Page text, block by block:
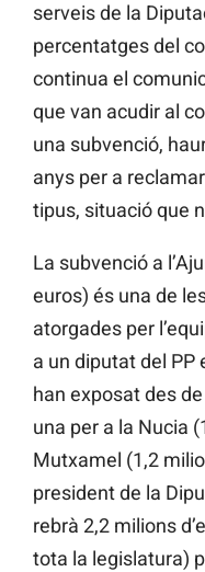
serveis de la
percentatges del
continua el
que van acudir al
una subvenció,
anys per a
tipus, situació que
La subvenció a
euros) és una de
atorgades per
a un diputat del PP
han exposat des
una per a la Nucia
Mutxamel (1,2
president de la
rebrà 2,2 milions
tota la legislatura)